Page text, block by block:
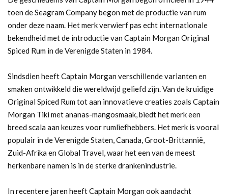
toen de Seagram Company begon met de productie van rum
onder deze naam. Het merk verwierf pas echt internationale
bekendheid met de introductie van Captain Morgan Original
Spiced Rum in de Verenigde Staten in 1984.
Sindsdien heeft Captain Morgan verschillende varianten en
smaken ontwikkeld die wereldwijd geliefd zijn. Van de kruidige
Original Spiced Rum tot aan innovatieve creaties zoals Captain
Morgan Tiki met ananas-mangosmaak, biedt het merk een
breed scala aan keuzes voor rumliefhebbers. Het merk is vooral
populair in de Verenigde Staten, Canada, Groot-Brittannië,
Zuid-Afrika en Global Travel, waar het een van de meest
herkenbare namen is in de sterke drankenindustrie.
In recentere jaren heeft Captain Morgan ook aandacht